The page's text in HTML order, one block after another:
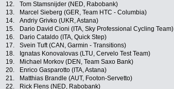
12.
Tom Stamsnijder (NED, Rabobank)
13.
Marcel Sieberg (GER, Team HTC - Columbia)
14.
Andriy Grivko (UKR, Astana)
15.
Dario David Cioni (ITA, Sky Professional Cycling Team)
16.
Dario Cataldo (ITA, Quick Step)
17.
Svein Tuft (CAN, Garmin - Transitions)
18.
Ignatas Konovalovas (LTU, Cervelo Test Team)
19.
Michael Morkov (DEN, Team Saxo Bank)
20.
Enrico Gasparotto (ITA, Astana)
21.
Matthias Brandle (AUT, Footon-Servetto)
22.
Rick Flens (NED, Rabobank)
Facebook
Twitter
Newsletter: